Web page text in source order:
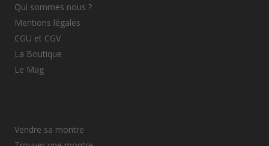
Qui sommes nous ?
Mentions légales
CGU et CGV
La Boutique
Le Mag
Vendre sa montre